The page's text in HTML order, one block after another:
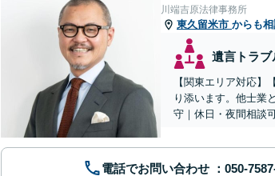
川端吉原法律事務所
東久留米市 からも
遺言トラブ
【関東エリア対応
り添います。他士業
守｜休日・夜間相談可
電話でお問い合わせ